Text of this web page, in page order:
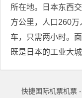
所在地。日本东西
方公里，人口260
车，只需两小时。
既是日本的工业大
快捷国际机票机票